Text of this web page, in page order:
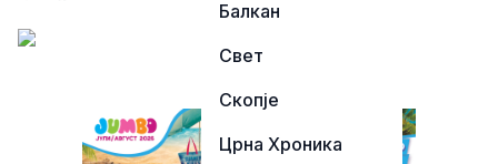
Балкан
Свет
Скопје
Црна Хроника